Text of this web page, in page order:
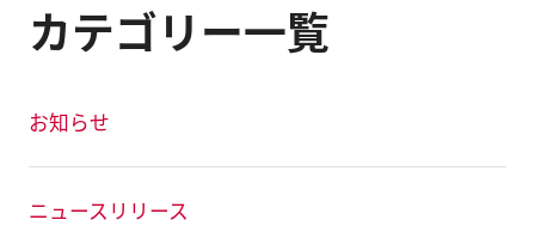
カテゴリー一覧
お知らせ
ニュースリリース